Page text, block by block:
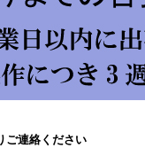
ご連絡ください